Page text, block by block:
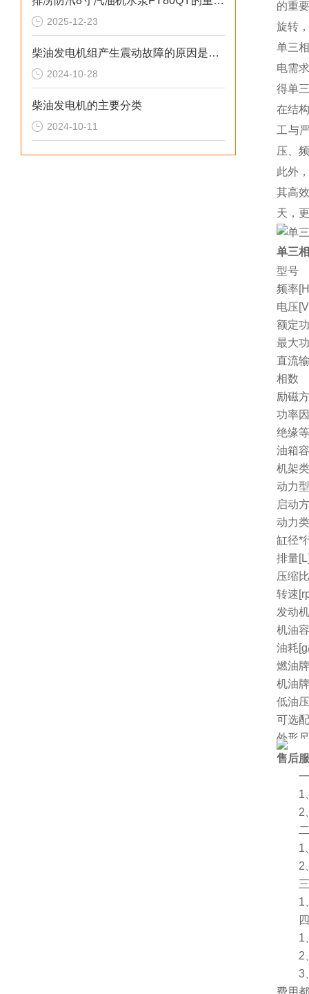
2025-12-23
柴油发电机组产生震动故障的原因是什么？
2024-10-28
柴油发电机的主要分类
2024-10-11
的重
旋转
单三
电需
得单
在结
工与
压、
此外
其高
天，
单三
型号
频率
电压
额定
最大
直流
相数
励磁
功率
绝缘
油箱
机架
动力
启动
动力
缸径*
排量
压缩比
转速
发动
机油
油耗
燃油
机油
低油
可选
外形
净重
厂家
售后
一
1、
2、
二
1、
2、
三
1、
四
1、
2、
3、
费用